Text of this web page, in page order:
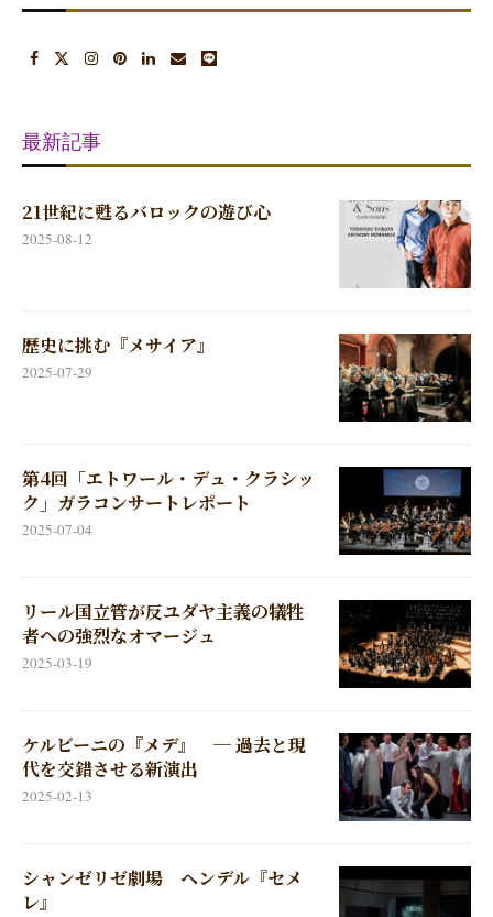
最新記事
21世紀に甦るバロックの遊び心
2025-08-12
歴史に挑む『メサイア』
2025-07-29
第4回「エトワール・デュ・クラシッ
ク」ガラコンサートレポート
2025-07-04
リール国立管が反ユダヤ主義の犠牲
者への強烈なオマージュ
2025-03-19
ケルビーニの『メデ』 ─ 過去と現
代を交錯させる新演出
2025-02-13
シャンゼリゼ劇場 ヘンデル『セメ
レ』